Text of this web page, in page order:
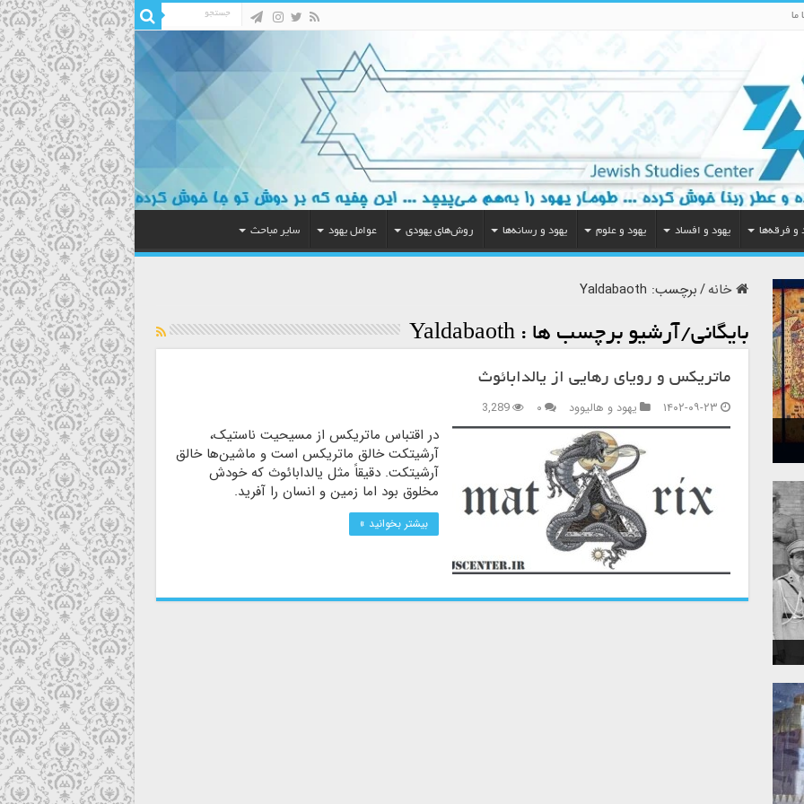
ما
و فرقه‌ها یهود و افساد یهود و علوم یهود و رسانه‌ها روش‌های یهودی عوامل یهود سایر مباحث
خانه/برچسب: Yaldabaoth
بایگانی/آرشیو برچسب ها :Yaldabaoth
ماتریکس و رویای رهایی از یالدابائوث
۱۴۰۲-۰۹-۲۳
یهود و هالیوود ۰ 3,289
در اقتباس ماتریکس از مسیحیت ناستیک،
آرشیتکت خالق ماتریکس است و ماشین‌ها خالق
آرشیتکت. دقیقاً مثل یالدابائوث که خودش
مخلوق بود اما زمین و انسان را آفرید.
بیشتر بخوانید »